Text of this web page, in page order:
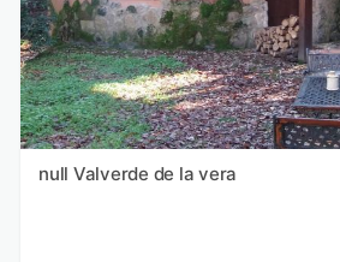
null Valverde de la vera